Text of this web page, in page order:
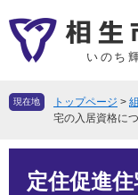
ー
先
ニ
を
いのち
現在地 トップページ >
宅の入居資格に
定住促進